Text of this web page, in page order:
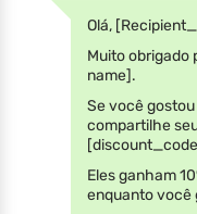
Olá,
Muito obrigado
name].
Se você
compartilhe
Eles ganham
enquanto você